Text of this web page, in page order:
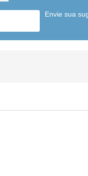
Envie sua